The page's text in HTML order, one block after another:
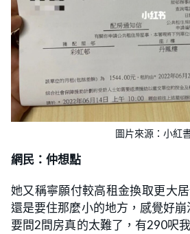
圖片來源：小紅
網民：仲想點
她又稱寧願付較高租金換取更大
還是要住那麼小的地方，感覺好
要間2間房真的太難了，有290呎